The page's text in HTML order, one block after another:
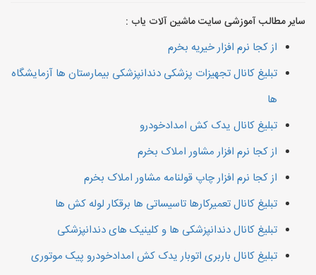
سایر مطالب آموزشی سایت ماشین آلات یاب :
از کجا نرم افزار خیریه بخرم
تبلیغ کانال تجهیزات پزشکی دندانپزشکی بیمارستان ها آزمایشگاه
ها
تبلیغ کانال یدک کش امدادخودرو
از کجا نرم افزار مشاور املاک بخرم
از کجا نرم افزار چاپ قولنامه مشاور املاک بخرم
تبلیغ کانال تعمیرکارها تاسیساتی ها برقکار لوله کش ها
تبلیغ کانال دندانپزشکی ها و کلینیک های دندانپزشکی
تبلیغ کانال باربری اتوبار یدک کش امدادخودرو پیک موتوری